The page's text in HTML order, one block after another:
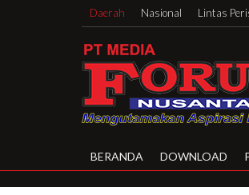
Daerah Nasional Lintas
BERANDA DOWNLOAD